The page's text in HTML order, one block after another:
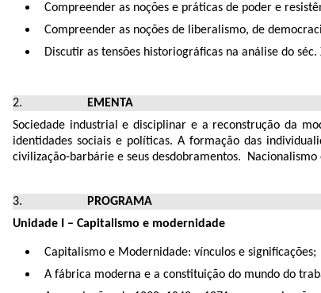
Compreender as noções e práticas de poder e
Compreender as noções de liberalismo, de
Discutir as tensões historiográficas na análise do séc.
EMENTA
Sociedade industrial e disciplinar e a reconstrução da
identidades sociais e políticas. A formação das
civilização-barbárie e seus desdobramentos.
PROGRAMA
Unidade I – Capitalismo e modernidade
Capitalismo e Modernidade: vínculos e significações;
A fábrica moderna e a constituição do mundo do